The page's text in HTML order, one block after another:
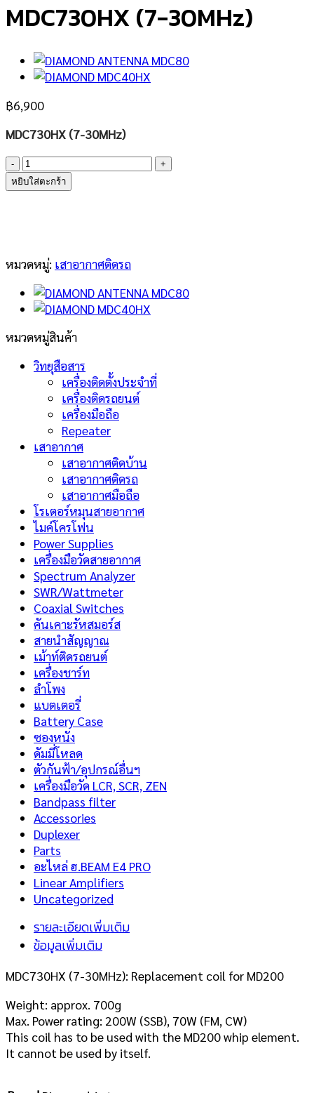
MDC730HX (7-30MHz)
฿6,900
MDC730HX (7-30MHz)
จำนวน
DIAMOND
ANTENNA
ชิ้น
หยิบใส่ตะกร้า
หมวดหมู่: เสาอากาศติดรถ
หมวดหมู่สินค้า
วิทยุสือสาร
เครื่องติดตั้งประจำที่
เครื่องติดรถยนต์
เครื่องมือถือ
Repeater
เสาอากาศ
เสาอากาศติดบ้าน
เสาอากาศติดรถ
เสาอากาศมือถือ
โรเตอร์หมุนสายอากาศ
ไมค์โครโฟน
Power Supplies
เครื่องมือวัดสายอากาศ
Spectrum Analyzer
SWR/Wattmeter
Coaxial Switches
คันเคาะรัหสมอร์ส
สายนำสัญญาณ
เม้าท์ติดรถยนต์
เครื่องชาร์ท
ลำโพง
แบตเตอรี่
Battery Case
ซองหนัง
ดัมมี่โหลด
ตัวกันฟ้า/อุปกรณ์อื่นฯ
เครื่องมือวัด LCR, SCR, ZEN
Bandpass filter
Accessories
Duplexer
Parts
อะไหล่ ฮ.BEAM E4 PRO
Linear Amplifiers
Uncategorized
รายละเอียดเพิ่มเติม
ข้อมูลเพิ่มเติม
MDC730HX (7-30MHz): Replacement coil for MD200
Weight: approx. 700g
Max. Power rating: 200W (SSB), 70W (FM, CW)
This coil has to be used with the MD200 whip element.
It cannot be used by itself.